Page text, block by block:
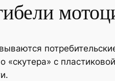
«скутера» с